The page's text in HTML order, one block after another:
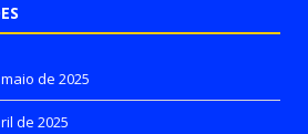
de 2025
de 2025